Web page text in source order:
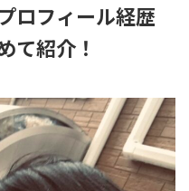
ロフィール経歴
て紹介！